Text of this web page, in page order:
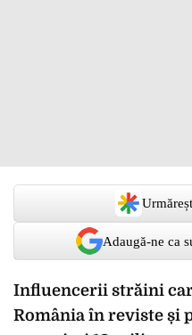
Adaugă-ne ca
Influencerii străini
România în reviste și